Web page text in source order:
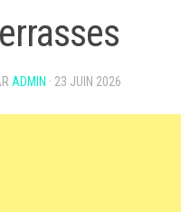
ADMIN · 23 JUIN 2026